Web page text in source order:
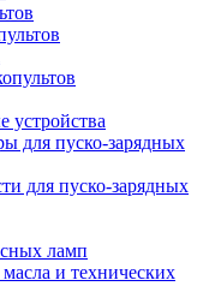
устройства
для пуско-зарядных
для пуско-зарядных
ламп
и технических